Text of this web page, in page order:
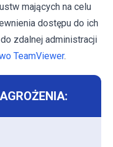
mających na celu
dostępu do ich
zdalnej administracji
TeamViewer.